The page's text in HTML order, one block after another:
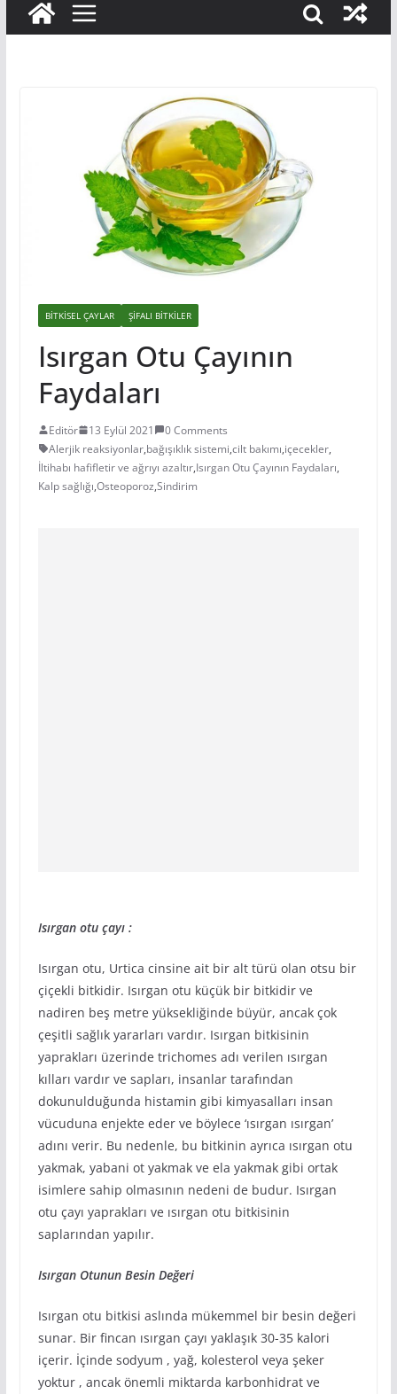
BITKISEL ÇAYLAR ŞIFALI BITKILER
Isırgan Otu Çayının
Faydaları
Editör 13 Eylül 2021
0 Comments
Alerjik reaksiyonlar,bağışıklık sistemi,cilt bakımı,içecekler,
İltihabı hafifletir ve ağrıyı azaltır,Isırgan Otu Çayının Faydaları,
Kalp sağlığı,Osteoporoz,Sindirim
Isırgan otu çayı :
Isırgan otu, Urtica cinsine ait bir alt türü olan otsu bir
çiçekli bitkidir. Isırgan otu küçük bir bitkidir ve
nadiren beş metre yüksekliğinde büyür, ancak çok
çeşitli sağlık yararları vardır. Isırgan bitkisinin
yaprakları üzerinde trichomes adı verilen ısırgan
kılları vardır ve sapları, insanlar tarafından
dokunulduğunda histamin gibi kimyasalları insan
vücuduna enjekte eder ve böylece ‘ısırgan ısırgan’
adını verir. Bu nedenle, bu bitkinin ayrıca ısırgan otu
yakmak, yabani ot yakmak ve ela yakmak gibi ortak
isimlere sahip olmasının nedeni de budur. Isırgan
otu çayı yaprakları ve ısırgan otu bitkisinin
saplarından yapılır.
Isırgan Otunun Besin Değeri
Isırgan otu bitkisi aslında mükemmel bir besin değeri
sunar. Bir fincan ısırgan çayı yaklaşık 30-35 kalori
içerir. İçinde sodyum , yağ, kolesterol veya şeker
yoktur , ancak önemli miktarda karbonhidrat ve